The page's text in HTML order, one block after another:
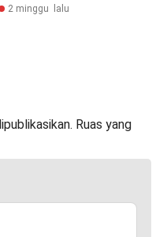
2 minggu lalu
Ruas yang